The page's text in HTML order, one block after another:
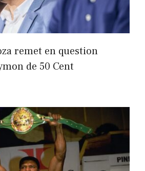
remet en question
de 50 Cent